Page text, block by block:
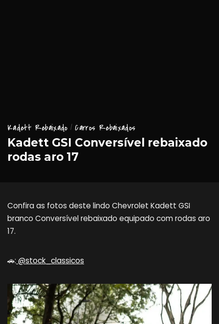
Kadett Rebaixado Carros Rebaixados
Kadett GSI Conversível rebaixado
rodas aro 17
Confira as fotos deste lindo Chevrolet Kadett GSI
branco Conversível rebaixado equipado com rodas aro
17.
🚗: @stock_classicos